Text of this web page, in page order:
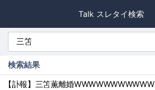
Talk スレタイ検索
検索結果
【訃報】三笘薫離婚WWWWWWWWWWW